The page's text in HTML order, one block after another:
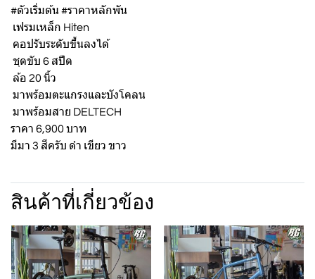
#ตัวเริ่มต้น #ราคาหลักพัน
เฟรมเหล็ก Hiten
คอปรับระดับขึ้นลงได้
ชุดขับ 6 สปีด
ล้อ 20 นิ้ว
มาพร้อมตะแกรงและบังโคลน
มาพร้อมสาย DELTECH
ราคา 6,900 บาท
มีมา 3 สีครับ ดำ เขียว ขาว
สินค้าที่เกี่ยวข้อง